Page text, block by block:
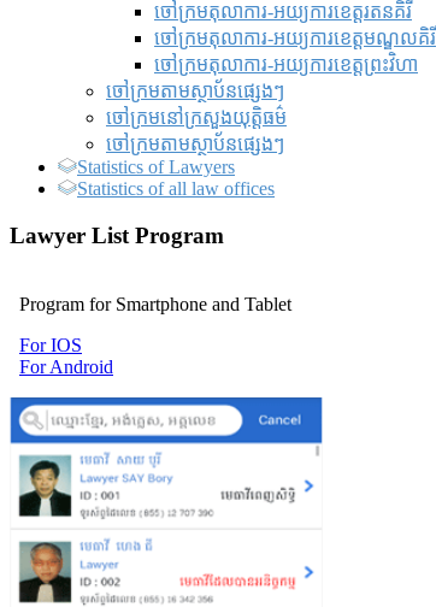
ចៅក្រមតុលាការ-អយ្យការខេត្តរតនគិរី
ចៅក្រមតុលាការ-អយ្យការខេត្តមណ្ឌលគិរី
ចៅក្រមតុលាការ-អយ្យការខេត្តព្រះវិហា
ចៅក្រមតាមស្ថាប័នផ្សេងៗ
ចៅក្រមនៅក្រសួងយុត្តិធម៌
ចៅក្រមតាមស្ថាប័នផ្សេងៗ
Statistics of Lawyers
Statistics of all law offices
Lawyer List Program
Program for Smartphone and Tablet
For IOS
For Android